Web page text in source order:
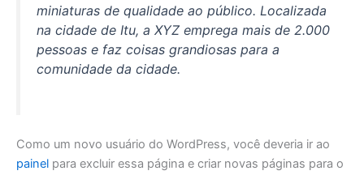
miniaturas de qualidade ao público. Localizada
na cidade de Itu, a XYZ emprega mais de 2.000
pessoas e faz coisas grandiosas para a
comunidade da cidade.
Como um novo usuário do WordPress, você deveria ir ao
painel para excluir essa página e criar novas páginas para o